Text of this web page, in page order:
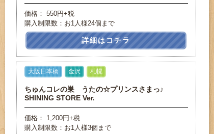
価格： 550円+税
購入制限数：お1人様24個まで
詳細はコチラ
大阪日本橋 金沢 札幌
ちゅんコレの巣 うたの☆プリンスさまっ♪
SHINING STORE Ver.
価格： 1,200円+税
購入制限数：お1人様3個まで